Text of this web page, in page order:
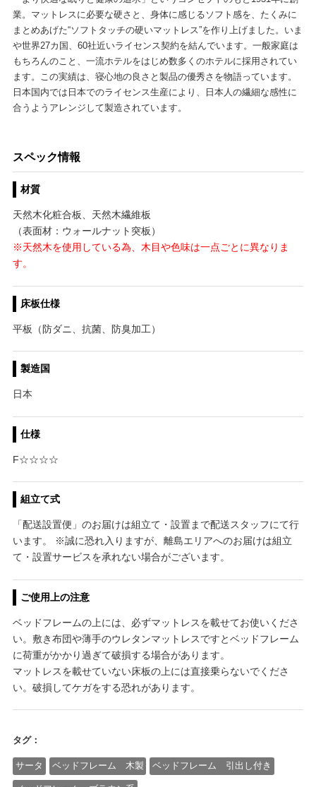
業。マットレスに必要な硬さと、身体に感じるソフト感を、たくみに
まとめあげた“ソフトタッチの硬いマットレス”を作り上げました。いま
や世界27カ国、60社近いライセンス契約を結んでいます。一般家庭は
もちろんのこと、一流ホテルをはじめ数多くのホテルに採用されてい
ます。この実績は、寝心地の良さと製品の優秀さを物語っています。
日本国内では日本でのライセンス生産により、日本人の繊細な感性に
合うようアレンジして製造されています。
スペック情報
材質
天然木化粧合板、天然木繊維板
（表面材：ウォールナット突板）
※天然木を使用している為、木目や色味は一点ごとに異なりま
す。
床板仕様
平板（防ダニ、抗菌、防臭加工）
製造国
日本
仕様
F☆☆☆☆
組立て式
「配送設置便」のお届けは組立て・設置まで配送スタッフにて行
います。 ※誠に恐れ入りますが、離島エリアへのお届けは組立
て・設置サービスを承れない場合がございます。
ご使用上の注意
ベッドフレームの上には、必ずマットレスを載せてお使いくださ
い。敷き布団や薄手のウレタンマットレスですとベッドフレーム
に荷重がかかり過ぎて破損する場合があります。
マットレスを載せていない床板の上には直接乗らないでくださ
い。破損してケガをする恐れがあります。
タグ：
サータ ベッドフレーム 木製 ベッドフレーム 引出し付き